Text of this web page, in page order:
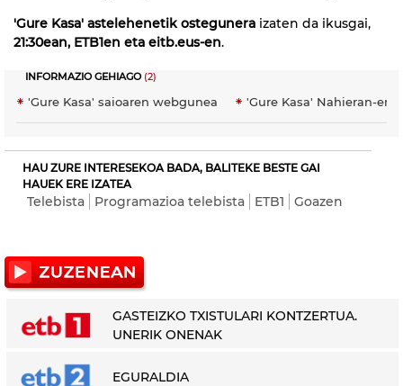
'Gure Kasa' astelehenetik ostegunera izaten da ikusgai,
21:30ean, ETB1en eta eitb.eus-en.
INFORMAZIO GEHIAGO(2)
'Gure Kasa' saioaren webgunea 'Gure Kasa' Nahieran-en
HAU ZURE INTERESEKOA BADA, BALITEKE BESTE GAI
HAUEK ERE IZATEA
Telebista Programazioa telebista ETB1 Goazen
GASTEIZKO TXISTULARI KONTZERTUA.
UNERIK ONENAK
EGURALDIA